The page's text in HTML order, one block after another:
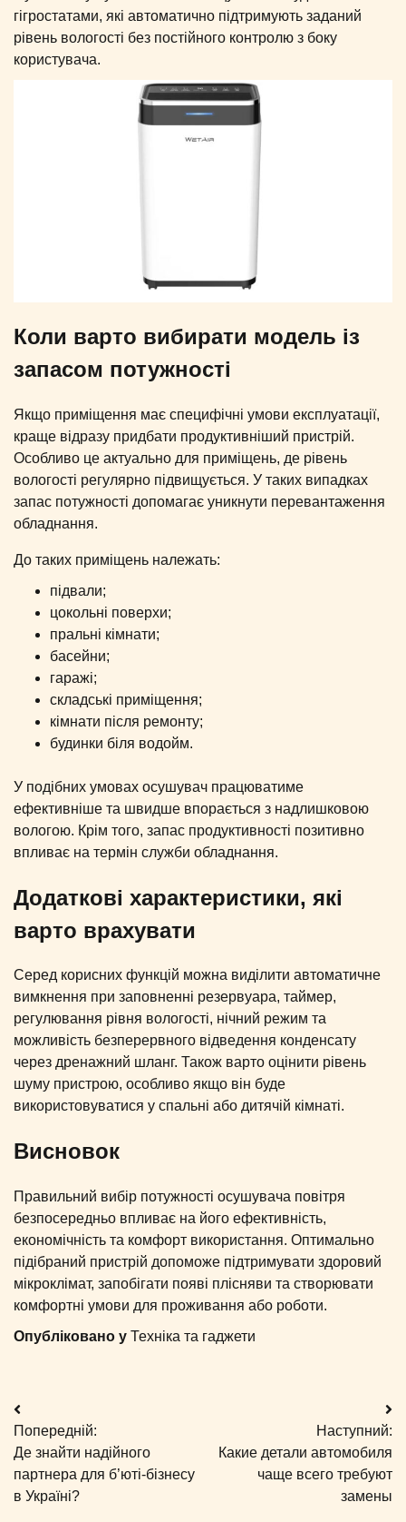
гігростатами, які автоматично підтримують заданий
рівень вологості без постійного контролю з боку
користувача.
Коли варто вибирати модель із
запасом потужності
Якщо приміщення має специфічні умови експлуатації,
краще відразу придбати продуктивніший пристрій.
Особливо це актуально для приміщень, де рівень
вологості регулярно підвищується. У таких випадках
запас потужності допомагає уникнути перевантаження
обладнання.
До таких приміщень належать:
підвали;
цокольні поверхи;
пральні кімнати;
басейни;
гаражі;
складські приміщення;
кімнати після ремонту;
будинки біля водойм.
У подібних умовах осушувач працюватиме
ефективніше та швидше впорається з надлишковою
вологою. Крім того, запас продуктивності позитивно
впливає на термін служби обладнання.
Додаткові характеристики, які
варто врахувати
Серед корисних функцій можна виділити автоматичне
вимкнення при заповненні резервуара, таймер,
регулювання рівня вологості, нічний режим та
можливість безперервного відведення конденсату
через дренажний шланг. Також варто оцінити рівень
шуму пристрою, особливо якщо він буде
використовуватися у спальні або дитячій кімнаті.
Висновок
Правильний вибір потужності осушувача повітря
безпосередньо впливає на його ефективність,
економічність та комфорт використання. Оптимально
підібраний пристрій допоможе підтримувати здоровий
мікроклімат, запобігати появі плісняви та створювати
комфортні умови для проживання або роботи.
Опубліковано у Техніка та гаджети
Навігація
записів
Попередній:
Де знайти надійного
партнера для б’юті-бізнесу
в Україні?
Наступний:
Какие детали автомобиля
чаще всего требуют
замены